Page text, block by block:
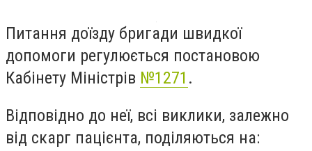
Питання доїзду бригади швидкої
допомоги регулюється постановою
Кабінету Міністрів №1271 .
Відповідно до неї, всі виклики, залежно
від скарг пацієнта, поділяються на: